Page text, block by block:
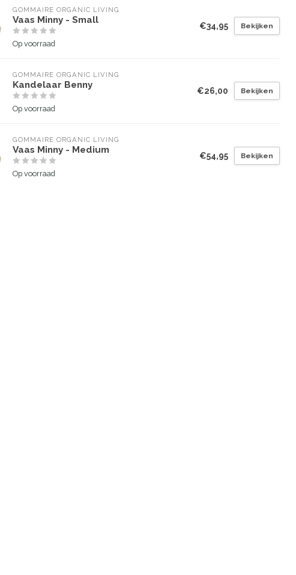
GOMMAIRE ORGANIC LIVING
Vaas Minny - Small
Op voorraad
€34,95 Bekijken
GOMMAIRE ORGANIC LIVING
Kandelaar Benny
Op voorraad
€26,00 Bekijken
GOMMAIRE ORGANIC LIVING
Vaas Minny - Medium
Op voorraad
€54,95 Bekijken